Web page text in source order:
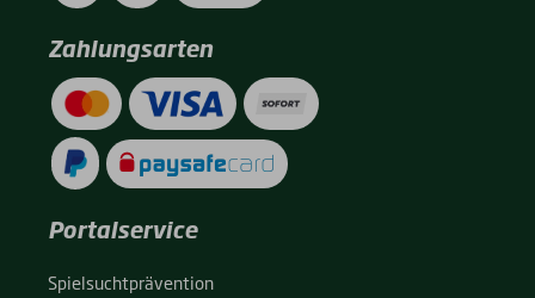
Zahlungsarten
Portalservice
Spiel­sucht­prä­ven­ti­on